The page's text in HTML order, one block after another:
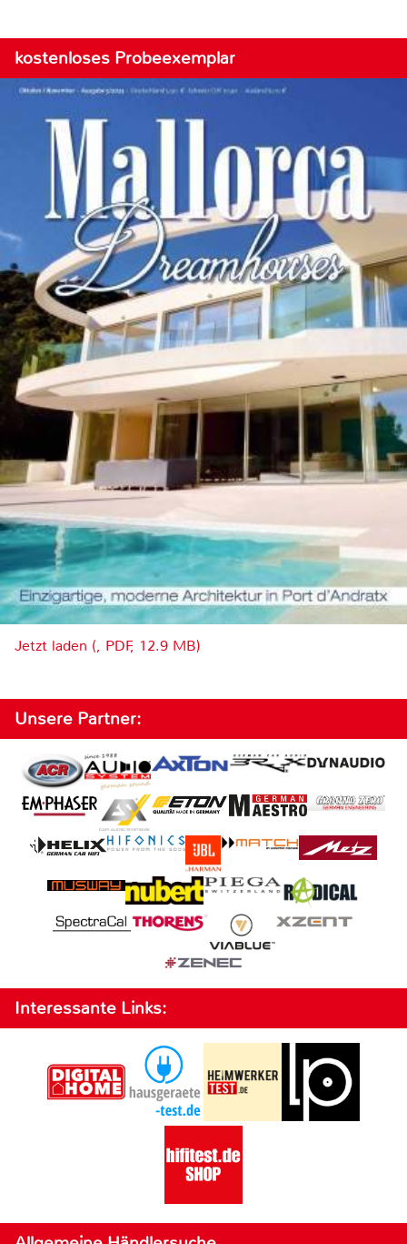
kostenloses Probeexemplar
Jetzt laden (, PDF, 12.9 MB)
Unsere Partner:
Interessante Links: